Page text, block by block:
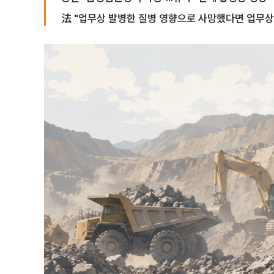
法 "업무상 발병한 질병 영향으로 사망했다면 업무